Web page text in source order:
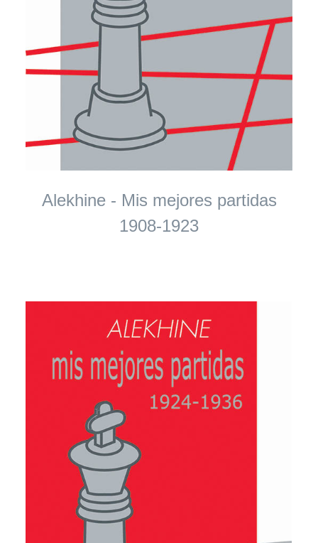
Alekhine - Mis mejores partidas
1908-1923